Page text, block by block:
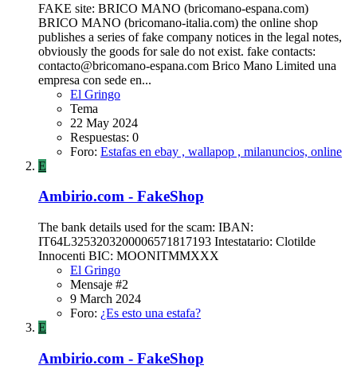
FAKE site: BRICO MANO (bricomano-espana.com)
BRICO MANO (bricomano-italia.com) the online shop
publishes a series of fake company notices in the legal notes,
obviously the goods for sale do not exist. fake contacts:
contacto@bricomano-espana.com Brico Mano Limited una
empresa con sede en...
El Gringo
Tema
22 May 2024
Respuestas: 0
Foro: Estafas en ebay , wallapop , milanuncios, online
E
Ambirio.com - FakeShop
The bank details used for the scam: IBAN:
IT64L3253203200006571817193 Intestatario: Clotilde
Innocenti BIC: MOONITMMXXX
El Gringo
Mensaje #2
9 March 2024
Foro: ¿Es esto una estafa?
E
Ambirio.com - FakeShop